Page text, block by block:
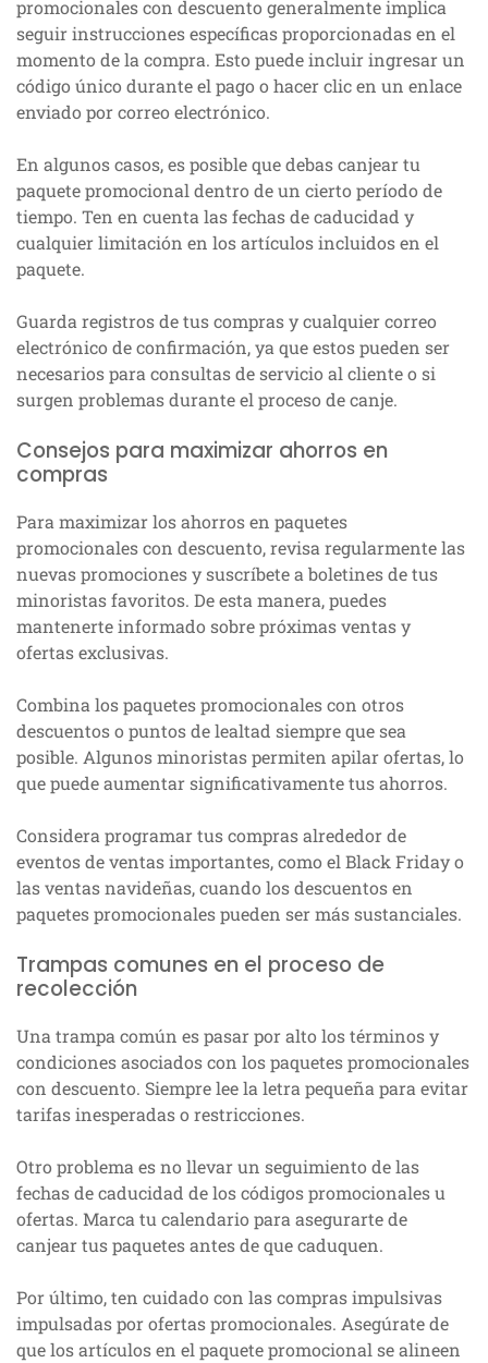
promocionales con descuento generalmente implica
seguir instrucciones específicas proporcionadas en el
momento de la compra. Esto puede incluir ingresar un
código único durante el pago o hacer clic en un enlace
enviado por correo electrónico.
En algunos casos, es posible que debas canjear tu
paquete promocional dentro de un cierto período de
tiempo. Ten en cuenta las fechas de caducidad y
cualquier limitación en los artículos incluidos en el
paquete.
Guarda registros de tus compras y cualquier correo
electrónico de confirmación, ya que estos pueden ser
necesarios para consultas de servicio al cliente o si
surgen problemas durante el proceso de canje.
Consejos para maximizar ahorros en
compras
Para maximizar los ahorros en paquetes
promocionales con descuento, revisa regularmente las
nuevas promociones y suscríbete a boletines de tus
minoristas favoritos. De esta manera, puedes
mantenerte informado sobre próximas ventas y
ofertas exclusivas.
Combina los paquetes promocionales con otros
descuentos o puntos de lealtad siempre que sea
posible. Algunos minoristas permiten apilar ofertas, lo
que puede aumentar significativamente tus ahorros.
Considera programar tus compras alrededor de
eventos de ventas importantes, como el Black Friday o
las ventas navideñas, cuando los descuentos en
paquetes promocionales pueden ser más sustanciales.
Trampas comunes en el proceso de
recolección
Una trampa común es pasar por alto los términos y
condiciones asociados con los paquetes promocionales
con descuento. Siempre lee la letra pequeña para evitar
tarifas inesperadas o restricciones.
Otro problema es no llevar un seguimiento de las
fechas de caducidad de los códigos promocionales u
ofertas. Marca tu calendario para asegurarte de
canjear tus paquetes antes de que caduquen.
Por último, ten cuidado con las compras impulsivas
impulsadas por ofertas promocionales. Asegúrate de
que los artículos en el paquete promocional se alineen